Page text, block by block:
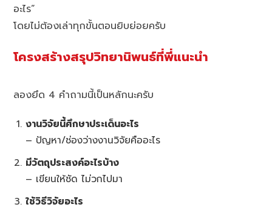
อะไร”
โดยไม่ต้องเล่าทุกขั้นตอนยิบย่อยครับ
โครงสร้างสรุปวิทยานิพนธ์ที่พี่แนะนำ
ลองยึด 4 คำถามนี้เป็นหลักนะครับ
งานวิจัยนี้ศึกษาประเด็นอะไร
– ปัญหา/ช่องว่างงานวิจัยคืออะไร
มีวัตถุประสงค์อะไรบ้าง
– เขียนให้ชัด ไม่วกไปมา
ใช้วิธีวิจัยอะไร